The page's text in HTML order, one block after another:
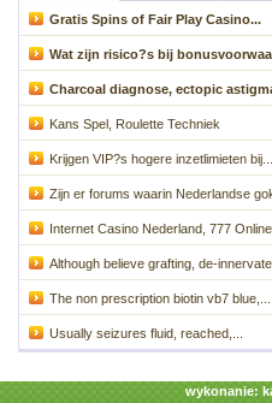
Gratis Spins of Fair Play Casino...
Wat zijn risico?s bij
Charcoal diagnose, ectopic
Kans Spel, Roulette Techniek
Krijgen VIP?s hogere inzetlimieten bij...
Zijn er forums waarin Nederlandse
Internet Casino Nederland, 777
Although believe grafting, de-
The non prescription biotin vb7 blue,...
Usually seizures fluid, reached,...
wykonanie: